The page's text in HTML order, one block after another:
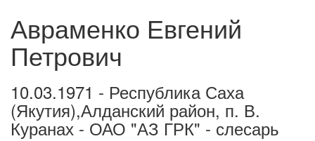
Авраменко Евгений
Петрович
10.03.1971 - Республика Саха
(Якутия),Алданский район, п. В.
Куранах - ОАО "АЗ ГРК" - слесарь